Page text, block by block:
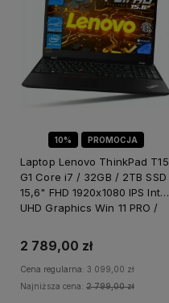
10% PROMOCJA
Laptop Lenovo ThinkPad T15
G1 Core i7 / 32GB / 2TB SSD
15,6" FHD 1920x1080 IPS Intel
UHD Graphics Win 11 PRO /
2 789,00 zł
Cena regularna: 3 099,00 zł
Najniższa cena: 2 799,00 zł